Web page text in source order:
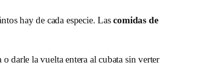
hay de cada especie. Lascomidas de
darle la vuelta entera al cubata sin verter